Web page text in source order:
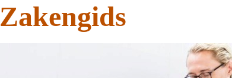
Zakengids